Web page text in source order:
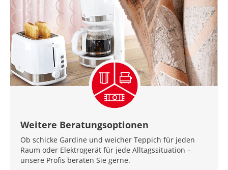
Weitere Beratungsoptionen
Ob schicke Gardine und weicher Teppich für jeden
Raum oder Elektrogerät für jede Alltagssituation –
unsere Profis beraten Sie gerne.